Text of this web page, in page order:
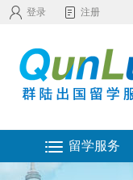
登录 注册
留学服务